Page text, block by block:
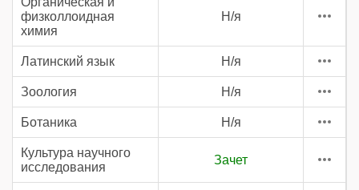
физколлоидная
химия
Н/я
Латинский язык Н/я
Зоология Н/я
Ботаника Н/я
Культура научного
исследования
Зачет